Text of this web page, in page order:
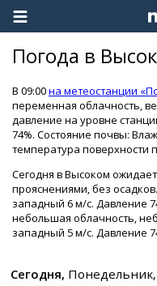
Погода в
В 09:00на метеостанции
переменная облачность,
давление на уровне
74%. Состояние почвы:
температура поверхности
Сегодня в Высоком
прояснениями, без
западный 6 м/с. Давление
небольшая облачность,
западный 5 м/с. Давление
Сегодня, Понедельник,